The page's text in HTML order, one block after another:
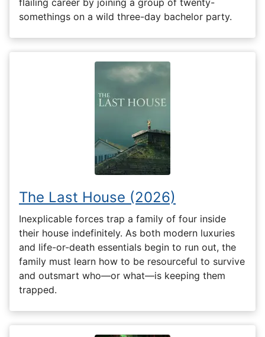
flailing career by joining a group of twenty-
somethings on a wild three-day bachelor party.
The Last House (2026)
Inexplicable forces trap a family of four inside
their house indefinitely. As both modern luxuries
and life-or-death essentials begin to run out, the
family must learn how to be resourceful to survive
and outsmart who—or what—is keeping them
trapped.